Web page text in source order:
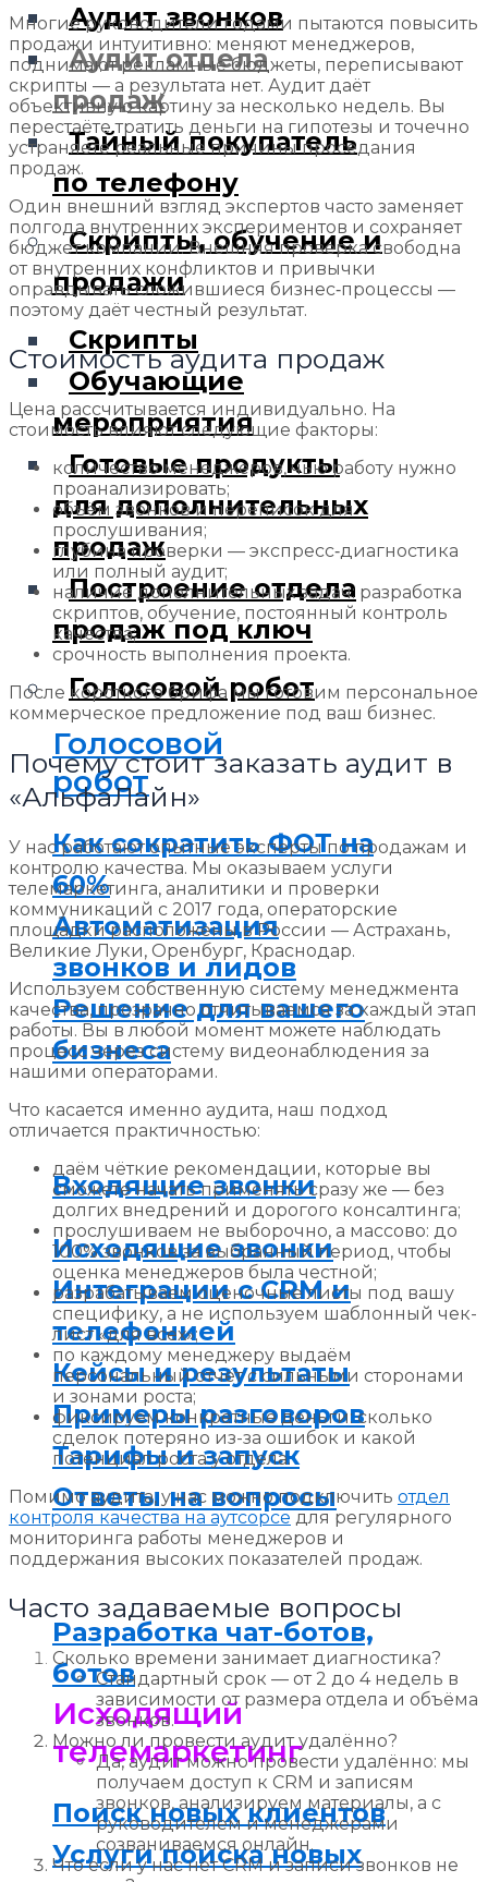
Аудит звонков
Аудит отдела
продаж
Тайный покупатель
по телефону
Скрипты, обучение и
продажи
Скрипты
Обучающие
мероприятия
Готовые продукты
для дополнительных
продаж
Построение отдела
продаж под ключ
Голосовой робот
Голосовой
робот
Как сократить ФОТ на
60%
Автоматизация
звонков и лидов
Решение для вашего
бизнеса
Входящие звонки
Исходящие звонки
Интеграции с CRM и
телефонией
Кейсы и результаты
Примеры разговоров
Тарифы и запуск
Ответы на вопросы
Разработка чат-ботов,
ботов
Исходящий
телемаркетинг
Поиск новых клиентов
Услуги поиска новых
Многие руководители годами пытаются повысить
продажи интуитивно: меняют менеджеров,
поднимают рекламные бюджеты, переписывают
скрипты — а результата нет. Аудит даёт
объективную картину за несколько недель. Вы
перестаёте тратить деньги на гипотезы и точечно
устраняете реальные причины проседания
продаж.
Один внешний взгляд экспертов часто заменяет
полгода внутренних экспериментов и сохраняет
бюджет компании. Внешняя проверка свободна
от внутренних конфликтов и привычки
оправдывать сложившиеся бизнес‑процессы —
поэтому даёт честный результат.
Стоимость аудита продаж
Цена рассчитывается индивидуально. На
стоимость влияют следующие факторы:
количество менеджеров, чью работу нужно
проанализировать;
объём звонков и переписок для
прослушивания;
глубина проверки — экспресс‑диагностика
или полный аудит;
наличие дополнительных задач: разработка
скриптов, обучение, постоянный контроль
качества;
срочность выполнения проекта.
После короткого брифа мы готовим персональное
коммерческое предложение под ваш бизнес.
Почему стоит заказать аудит в
«АльфаЛайн»
У нас работают опытные эксперты по продажам и
контролю качества. Мы оказываем услуги
телемаркетинга, аналитики и проверки
коммуникаций с 2017 года, операторские
площадки расположены в России — Астрахань,
Великие Луки, Оренбург, Краснодар.
Используем собственную систему менеджмента
качества, прозрачно отчитываемся за каждый этап
работы. Вы в любой момент можете наблюдать
процесс через систему видеонаблюдения за
нашими операторами.
Что касается именно аудита, наш подход
отличается практичностью:
даём чёткие рекомендации, которые вы
сможете начать применять сразу же — без
долгих внедрений и дорогого консалтинга;
прослушиваем не выборочно, а массово: до
100% звонков за выбранный период, чтобы
оценка менеджеров была честной;
разрабатываем оценочные листы под вашу
специфику, а не используем шаблонный чек-
лист «для всех»;
по каждому менеджеру выдаём
персональный отчёт с сильными сторонами
и зонами роста;
фиксируем конкретные деньги: сколько
сделок потеряно из-за ошибок и какой
потенциал роста у отдела.
Помимо аудита, у нас можно подключить отдел
контроля качества на аутсорседля регулярного
мониторинга работы менеджеров и
поддержания высоких показателей продаж.
Часто задаваемые вопросы
Сколько времени занимает диагностика?
Стандартный срок — от 2 до 4 недель в
зависимости от размера отдела и объёма
звонков.
Можно ли провести аудит удалённо?
Да, аудит можно провести удалённо: мы
получаем доступ к CRM и записям
звонков, анализируем материалы, а с
руководителем и менеджерами
созваниваемся онлайн.
Что если у нас нет CRM и записи звонков не